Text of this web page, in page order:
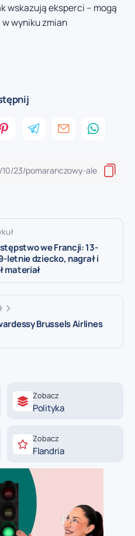
wskazują eksperci – mogą
wyniku zmian
we Francji: 13-
letnie dziecko, nagrał i
materiał
Brussels Airlines
Zobacz
Polityka
Zobacz
Flandria